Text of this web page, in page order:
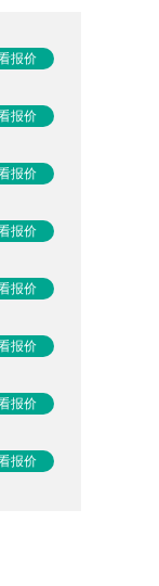
报价
报价
报价
报价
报价
报价
报价
报价